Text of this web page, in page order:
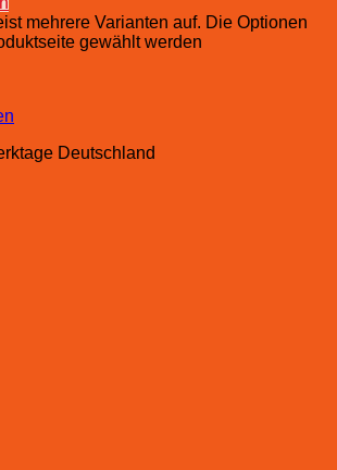
mehrere Varianten auf. Die Optionen
gewählt werden
Deutschland